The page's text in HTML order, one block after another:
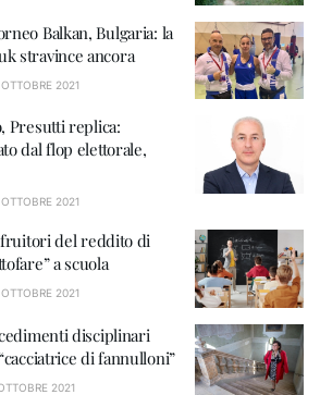
Balkan, Bulgaria: la
stravince ancora
2021
Presutti replica:
dal flop elettorale,
2021
del reddito di
a scuola
2021
disciplinari
di fannulloni”
2021